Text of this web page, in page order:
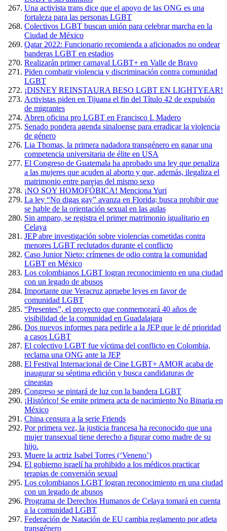
Una activista trans dice que el apoyo de las ONG es una
fortaleza para las personas LGBT
Colectivos LGBT buscan unión para celebrar marcha en la
Ciudad de México
Qatar 2022: Funcionario recomienda a aficionados no ondear
banderas LGBT en estadios
Realizarán primer carnaval LGBT+ en Valle de Bravo
Piden combatir violencia y discriminación contra comunidad
LGBT
¡DISNEY REINSTAURA BESO LGBT EN LIGHTYEAR!
Activistas piden en Tijuana el fin del Título 42 de expulsión
de migrantes
Abren oficina pro LGBT en Francisco I. Madero
Senado pondera agenda sinaloense para erradicar la violencia
de género
Lia Thomas, la primera nadadora transgénero en ganar una
competencia universitaria de élite en USA
El Congreso de Guatemala ha aprobado una ley que penaliza
a las mujeres que acuden al aborto y que, además, ilegaliza el
matrimonio entre parejas del mismo sexo
¡NO SOY HOMOFÓBICA! Menciona Yuri
La ley “No digas gay” avanza en Florida; busca prohibir que
se hable de la orientación sexual en las aulas
Sin amparo, se registra el primer matrimonio igualitario en
Celaya
JEP abre investigación sobre violencias cometidas contra
menores LGBT reclutados durante el conflicto
Caso Junior Nieto: crímenes de odio contra la comunidad
LGBT en México
Los colombianos LGBT logran reconocimiento en una ciudad
con un legado de abusos
Importante que Veracruz apruebe leyes en favor de
comunidad LGBT
“Presentes”, el proyecto que conmemorará 40 años de
visibilidad de la comunidad en Guadalajara
Dos nuevos informes para pedirle a la JEP que le dé prioridad
a casos LGBT
El colectivo LGBT fue víctima del conflicto en Colombia,
reclama una ONG ante la JEP
El Festival Internacional de Cine LGBT+ AMOR acaba de
inaugurar su séptima edición y busca candidaturas de
cineastas
Congreso se pintará de luz con la bandera LGBT
¡Histórico! Se emite primera acta de nacimiento No Binaria en
México
China censura a la serie Friends
Por primera vez, la justicia francesa ha reconocido que una
mujer transexual tiene derecho a figurar como madre de su
hijo.
Muere la actriz Isabel Torres (‘Veneno’)
El gobierno israelí ha prohibido a los médicos practicar
terapias de conversión sexual
Los colombianos LGBT logran reconocimiento en una ciudad
con un legado de abusos
Programa de Derechos Humanos de Celaya tomará en cuenta
a la comunidad LGBT
Federación de Natación de EU cambia reglamento por atleta
transgénero